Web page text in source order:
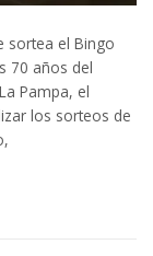
sortea el Bingo
70 años del
Pampa, el
los sorteos de